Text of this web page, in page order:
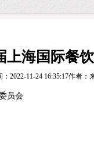
上海国际餐
2022-11-24 16:35:17作者：
员会